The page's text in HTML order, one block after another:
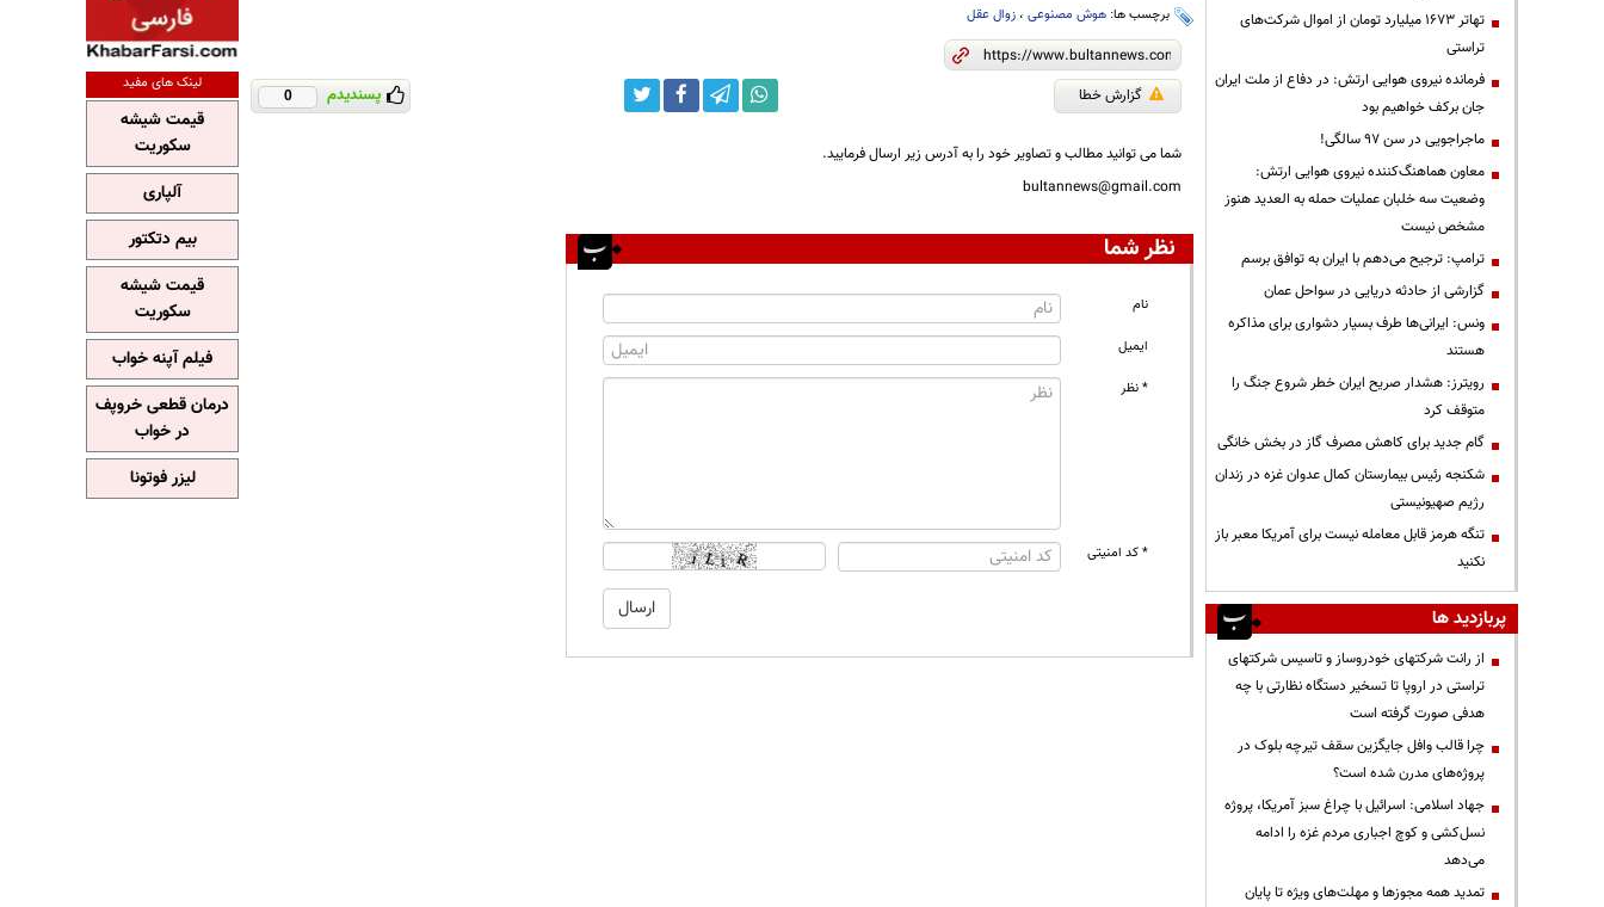
برچسب ها: هوش مصنوعی، زوال عقل
گزارش خطا پسندیدم 0
شما می توانید مطالب و تصاویر خود را به آدرس زیر ارسال فرمایید.
bultannews@gmail.com
نظر شما
نام
ایمیل
* نظر
* کد امنیتی
تهاتر ۱۶۷۳ میلیارد تومان از اموال شرکت‌های
تراستی
فرمانده نیروی هوایی ارتش: در دفاع از ملت ایران
جان برکف خواهیم بود
ماجراجویی در سن ۹۷ سالگی!
معاون هماهنگ‌کننده نیروی هوایی ارتش:
وضعیت سه خلبان عملیات حمله به العدید هنوز
مشخص نیست
ترامپ: ترجیح می‌دهم با ایران به توافق برسم
گزارشی از حادثه دریایی در سواحل عمان
ونس: ایرانی‌ها طرف بسیار دشواری برای مذاکره
هستند
رویترز: هشدار صریح ایران خطر شروع جنگ را
متوقف کرد
گام جدید برای کاهش مصرف گاز در بخش خانگی
شکنجه رئیس بیمارستان کمال عدوان غزه در زندان
رژیم صهیونیستی
تنگه هرمز قابل معامله نیست برای آمریکا معبر باز
نکنید
پربازدید ها
از رانت‌ شرکتهای خودروساز و تاسیس شرکتهای
تراستی در اروپا تا تسخیر دستگاه نظارتی با چه
هدفی صورت گرفته است
چرا قالب وافل جایگزین سقف تیرچه بلوک در
پروژه‌های مدرن شده است؟
جهاد اسلامی: اسرائیل با چراغ سبز آمریکا، پروژه
نسل‌کشی و کوچ اجباری مردم غزه را ادامه
می‌دهد
تمدید همه مجوزها و مهلت‌های ویژه تا پایان
لینک های مفید
قیمت شیشه
سکوریت
آلپاری
بیم دتکتور
قیمت شیشه
سکوریت
فیلم آپنه خواب
درمان قطعی خروپف
در خواب
لیزر فوتونا